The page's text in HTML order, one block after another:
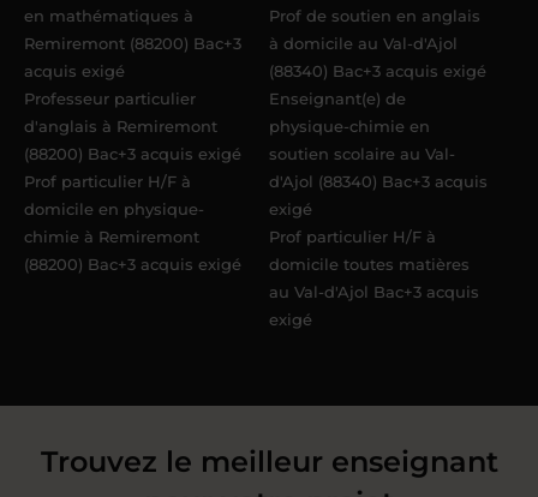
en mathématiques à
Remiremont (88200) Bac+3
acquis exigé
Professeur particulier
d'anglais à Remiremont
(88200) Bac+3 acquis exigé
Prof particulier H/F à
domicile en physique-
chimie à Remiremont
(88200) Bac+3 acquis exigé
Prof de soutien en anglais
à domicile au Val-d'Ajol
(88340) Bac+3 acquis exigé
Enseignant(e) de
physique-chimie en
soutien scolaire au Val-
d'Ajol (88340) Bac+3 acquis
exigé
Prof particulier H/F à
domicile toutes matières
au Val-d'Ajol Bac+3 acquis
exigé
Trouvez le meilleur enseignant